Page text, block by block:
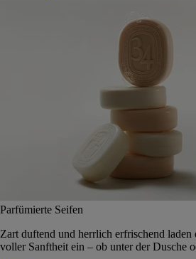
Parfümierte Seifen
Zart duftend und herrlich erfrischend
voller Sanftheit ein – ob unter der Dusche